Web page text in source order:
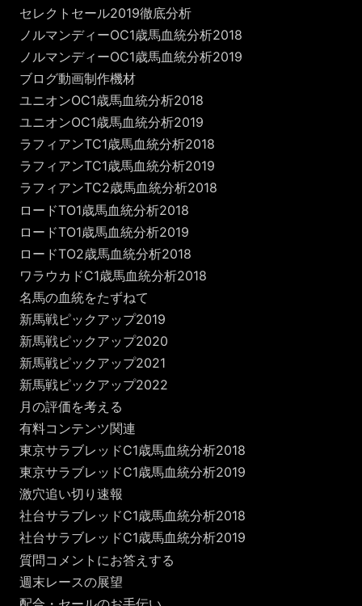
セレクトセール2019徹底分析
ノルマンディーOC1歳馬血統分析2018
ノルマンディーOC1歳馬血統分析2019
ブログ動画制作機材
ユニオンOC1歳馬血統分析2018
ユニオンOC1歳馬血統分析2019
ラフィアンTC1歳馬血統分析2018
ラフィアンTC1歳馬血統分析2019
ラフィアンTC2歳馬血統分析2018
ロードTO1歳馬血統分析2018
ロードTO1歳馬血統分析2019
ロードTO2歳馬血統分析2018
ワラウカドC1歳馬血統分析2018
名馬の血統をたずねて
新馬戦ピックアップ2019
新馬戦ピックアップ2020
新馬戦ピックアップ2021
新馬戦ピックアップ2022
月の評価を考える
有料コンテンツ関連
東京サラブレッドC1歳馬血統分析2018
東京サラブレッドC1歳馬血統分析2019
激穴追い切り速報
社台サラブレッドC1歳馬血統分析2018
社台サラブレッドC1歳馬血統分析2019
質問コメントにお答えする
週末レースの展望